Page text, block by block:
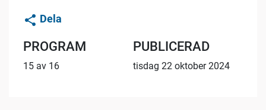
Dela
PROGRAM
15 av 16
PUBLICERAD
tisdag 22 oktober 2024